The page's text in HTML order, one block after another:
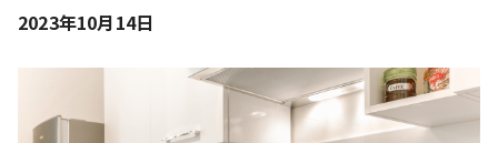
2023年10月14日